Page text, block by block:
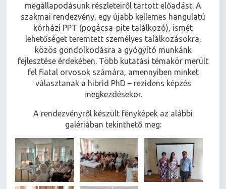
megállapodásunk részleteiről tartott előadást. A
szakmai rendezvény, egy újabb kellemes hangulatú
kórházi PPT (pogácsa-pite találkozó), ismét
lehetőséget teremtett személyes találkozásokra,
közös gondolkodásra a gyógyító munkánk
fejlesztése érdekében. Több kutatási témakör merült
fel fiatal orvosok számára, amennyiben minket
választanak a hibrid PhD – rezidens képzés
megkezdésekor.
A rendezvényről készült fényképek az alábbi
galériában tekinthető meg: